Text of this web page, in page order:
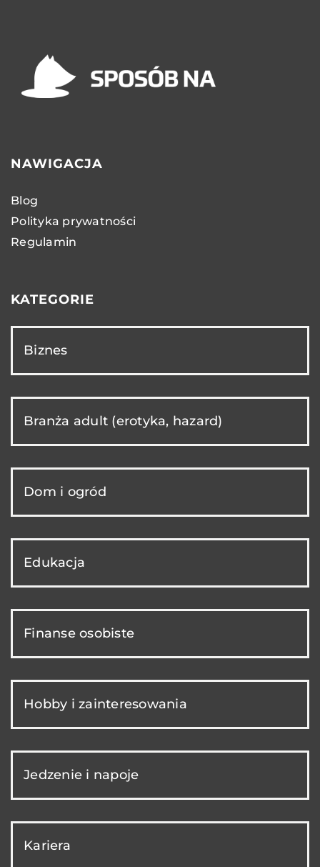
NAWIGACJA
Blog
Polityka prywatności
Regulamin
KATEGORIE
Biznes
Branża adult (erotyka, hazard)
Dom i ogród
Edukacja
Finanse osobiste
Hobby i zainteresowania
Jedzenie i napoje
Kariera